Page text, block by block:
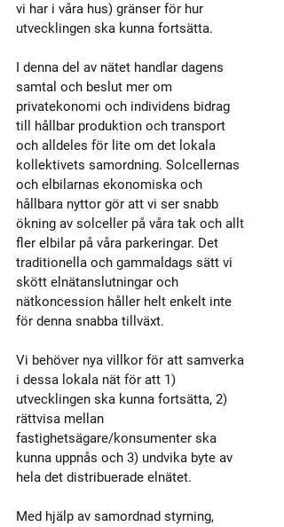
vi har i våra hus) gränser för hur
utvecklingen ska kunna fortsätta.
I denna del av nätet handlar dagens
samtal och beslut mer om
privatekonomi och individens bidrag
till hållbar produktion och transport
och alldeles för lite om det lokala
kollektivets samordning. Solcellernas
och elbilarnas ekonomiska och
hållbara nyttor gör att vi ser snabb
ökning av solceller på våra tak och allt
fler elbilar på våra parkeringar. Det
traditionella och gammaldags sätt vi
skött elnätanslutningar och
nätkoncession håller helt enkelt inte
för denna snabba tillväxt.
Vi behöver nya villkor för att samverka
i dessa lokala nät för att 1)
utvecklingen ska kunna fortsätta, 2)
rättvisa mellan
fastighetsägare/konsumenter ska
kunna uppnås och 3) undvika byte av
hela det distribuerade elnätet.
Med hjälp av samordnad styrning,